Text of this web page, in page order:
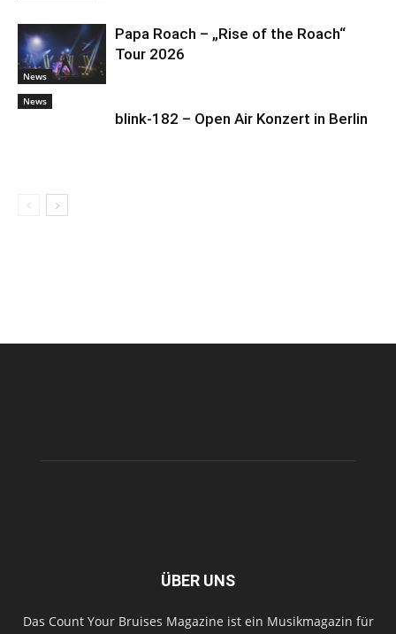
News
Papa Roach – „Rise of the Roach“
Tour 2026
News
blink-182 – Open Air Konzert in Berlin
ÜBER UNS
Das Count Your Bruises Magazine ist ein Musikmagazin für